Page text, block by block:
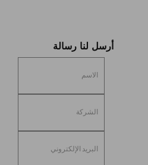
أرسل لنا رسالة